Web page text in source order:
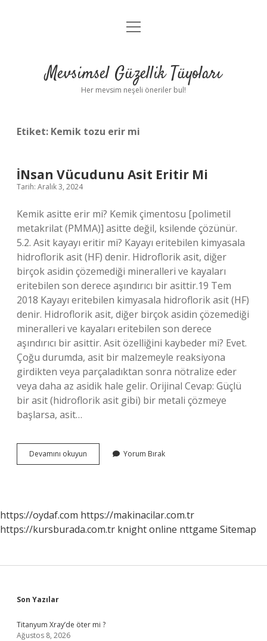
Anasayfa
Yasal Uyarı
menüyü
Mevsimsel Güzellik Tüyoları
Her mevsim neşeli öneriler bul!
Etiket: Kemik tozu erir mi
İNsan Vücudunu Asit Eritir Mi
Tarih: Aralık 3, 2024
Kemik asitte erir mi? Kemik çimentosu [polimetil
metakrilat (PMMA)] asitte değil, ksilende çözünür.
5.2. Asit kayayı eritir mi? Kayayı eritebilen kimyasala
hidroflorik asit (HF) denir. Hidroflorik asit, diğer
birçok asidin çözemediği mineralleri ve kayaları
eritebilen son derece aşındırıcı bir asittir.19 Tem
2018 Kayayı eritebilen kimyasala hidroflorik asit (HF)
denir. Hidroflorik asit, diğer birçok asidin çözemediği
mineralleri ve kayaları eritebilen son derece
aşındırıcı bir asittir. Asit özelliğini kaybeder mi? Evet.
Çoğu durumda, asit bir malzemeyle reaksiyona
girdikten veya parçaladıktan sonra nötralize eder
veya daha az asidik hale gelir. Orijinal Cevap: Güçlü
bir asit (hidroflorik asit gibi) bir metali çözmeye
başlarsa, asit…
Devamını okuyun
Vücudunu
Yorum Bırak
https://oydaf.com https://makinacilar.com.tr
https://kursburada.com.tr knight online nttgame Sitemap
Sidebar
Son Yazılar
Titanyum Xray’de öter mi ?
Ağustos 8, 2026